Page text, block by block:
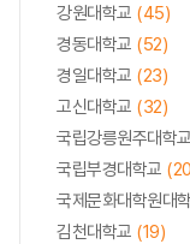
강원대학교 (45)
경동대학교 (52)
경일대학교 (23)
고신대학교 (32)
국립강릉원주대학교
국립부경대학교
국제문화대학원대
김천대학교 (19)